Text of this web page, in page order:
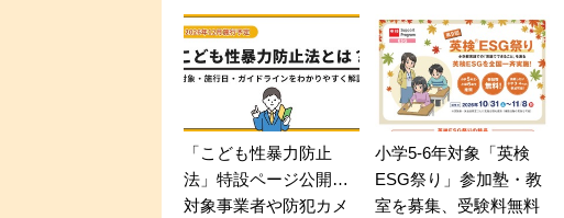
「こども性暴力防止
法」特設ページ公開…
対象事業者や防犯カメ
小学5-6年対象「英検
ESG祭り」参加塾・教
室を募集、受験料無料